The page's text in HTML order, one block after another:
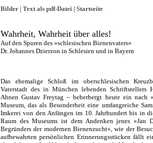
Bilder | Text als pdf-Datei | Startseite
Wahrheit, Wahrheit über alles!
Auf den Spuren des »schlesischen Bienenvaters«
Dr. Johannes Dzierzon in Schlesien und in Bayern
Das ehemalige Schloß im oberschlesischen
Vaterstadt des in München lebenden Schriftstellers
Ahnen Gustav Freytag – beherbergt heute ein nach
Museum, das als Besonderheit eine umfangreiche
Imkerei von den Anfängen im 10. Jahrhundert bis in
Raum des Museums ist dem Andenken jenes »Jan
Begründers der modernen Bienenzucht«, wie der
aufbewahrten persönlichen Erinnerungsstücken fällt